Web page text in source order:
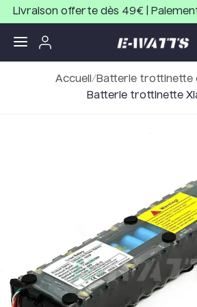
Livraison offerte dès 49€ |
Accueil / Batterie trottinette
Batterie trottinette